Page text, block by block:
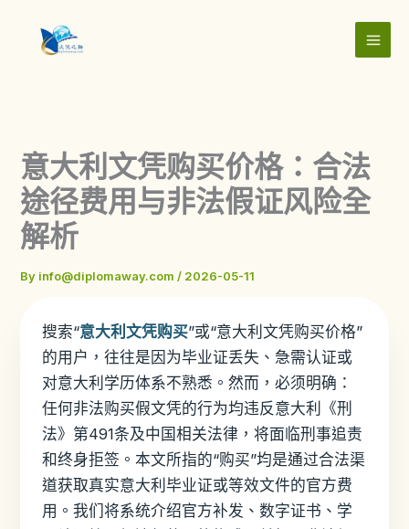
content
意大利文凭购买价格：合法
途径费用与非法假证风险全
解析
By info@diplomaway.com / 2026-05-11
搜索“意大利文凭购买”或“意大利文凭购买价格”
的用户，往往是因为毕业证丢失、急需认证或
对意大利学历体系不熟悉。然而，必须明确：
任何非法购买假文凭的行为均违反意大利《刑
法》第491条及中国相关法律，将面临刑事追责
和终身拒签。本文所指的“购买”均是通过合法渠
道获取真实意大利毕业证或等效文件的官方费
用。我们将系统介绍官方补发、数字证书、学